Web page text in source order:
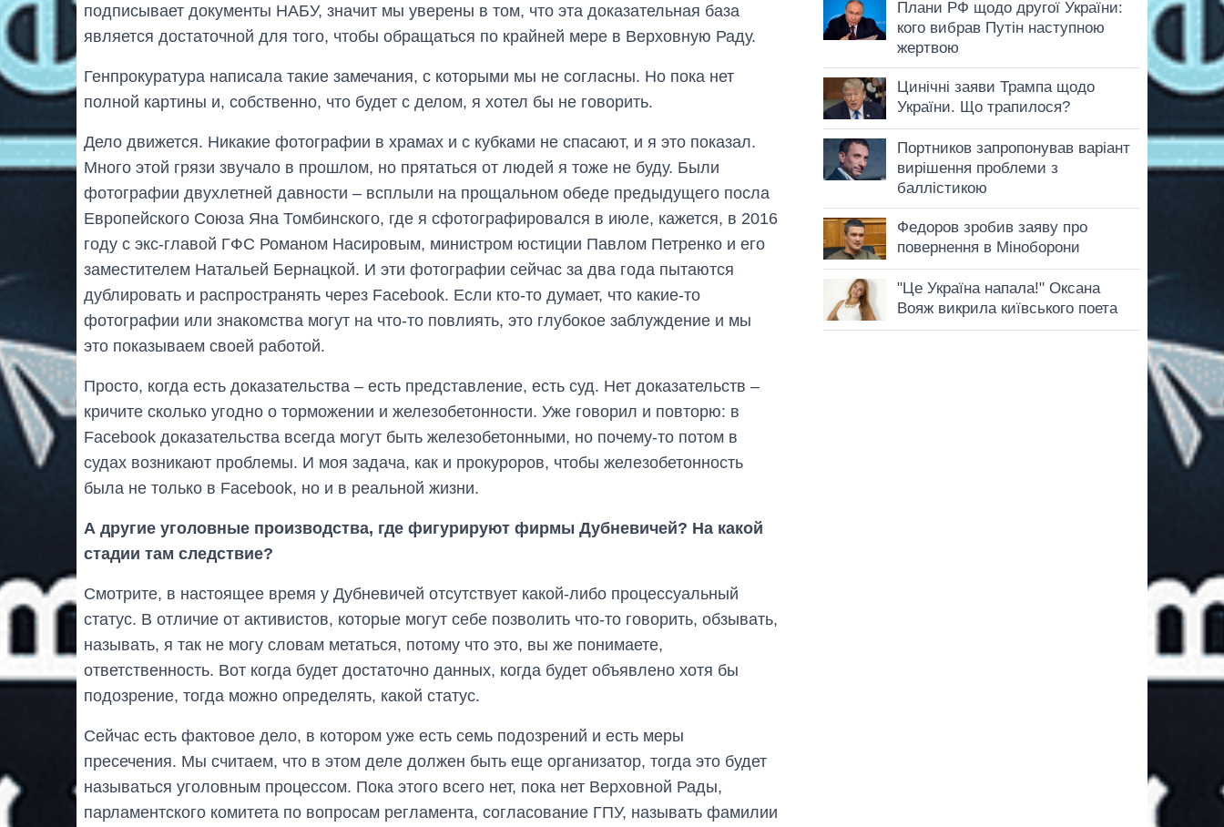
подписывает документы НАБУ, значит мы уверены в том, что эта доказательная база
является достаточной для того, чтобы обращаться по крайней мере в Верховную Раду.
Генпрокуратура написала такие замечания, с которыми мы не согласны. Но пока нет
полной картины и, собственно, что будет с делом, я хотел бы не говорить.
Дело движется. Никакие фотографии в храмах и с кубками не спасают, и я это показал.
Много этой грязи звучало в прошлом, но прятаться от людей я тоже не буду. Были
фотографии двухлетней давности – всплыли на прощальном обеде предыдущего посла
Европейского Союза Яна Томбинского, где я сфотографировался в июле, кажется, в 2016
году с экс-главой ГФС Романом Насировым, министром юстиции Павлом Петренко и его
заместителем Натальей Бернацкой. И эти фотографии сейчас за два года пытаются
дублировать и распространять через Facebook. Если кто-то думает, что какие-то
фотографии или знакомства могут на что-то повлиять, это глубокое заблуждение и мы
это показываем своей работой.
Просто, когда есть доказательства – есть представление, есть суд. Нет доказательств –
кричите сколько угодно о торможении и железобетонности. Уже говорил и повторю: в
Facebook доказательства всегда могут быть железобетонными, но почему-то потом в
судах возникают проблемы. И моя задача, как и прокуроров, чтобы железобетонность
была не только в Facebook, но и в реальной жизни.
А другие уголовные производства, где фигурируют фирмы Дубневичей? На какой
стадии там следствие?
Смотрите, в настоящее время у Дубневичей отсутствует какой-либо процессуальный
статус. В отличие от активистов, которые могут себе позволить что-то говорить, обзывать,
называть, я так не могу словам метаться, потому что это, вы же понимаете,
ответственность. Вот когда будет достаточно данных, когда будет объявлено ​​хотя бы
подозрение, тогда можно определять, какой статус.
Сейчас есть фактовое дело, в котором уже есть семь подозрений и есть меры
пресечения. Мы считаем, что в этом деле должен быть еще организатор, тогда это будет
называться уголовным процессом. Пока этого всего нет, пока нет Верховной Рады,
парламентского комитета по вопросам регламента, согласование ГПУ, называть фамилии